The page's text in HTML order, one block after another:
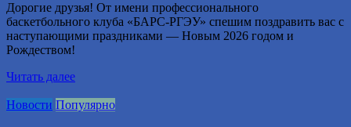
Дорогие друзья! От имени профессионального
баскетбольного клуба «БАРС-РГЭУ» спешим поздравить вас с
наступающими праздниками — Новым 2026 годом и
Рождеством!
Читать далее
Новости Популярно